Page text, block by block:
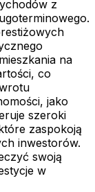
z
na
co
jako
szeroki
zaspokoją
inwestorów.
swoją
w